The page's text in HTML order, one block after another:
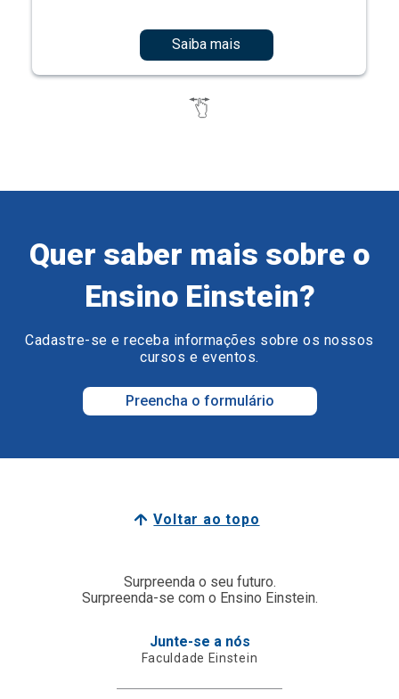
Saiba mais
Quer saber mais sobre o
Ensino Einstein?
Cadastre-se e receba informações sobre os nossos
cursos e eventos.
Preencha o formulário
Voltar ao topo
Surpreenda o seu futuro.
Surpreenda-se com o Ensino Einstein.
Junte-se a nós
Faculdade Einstein